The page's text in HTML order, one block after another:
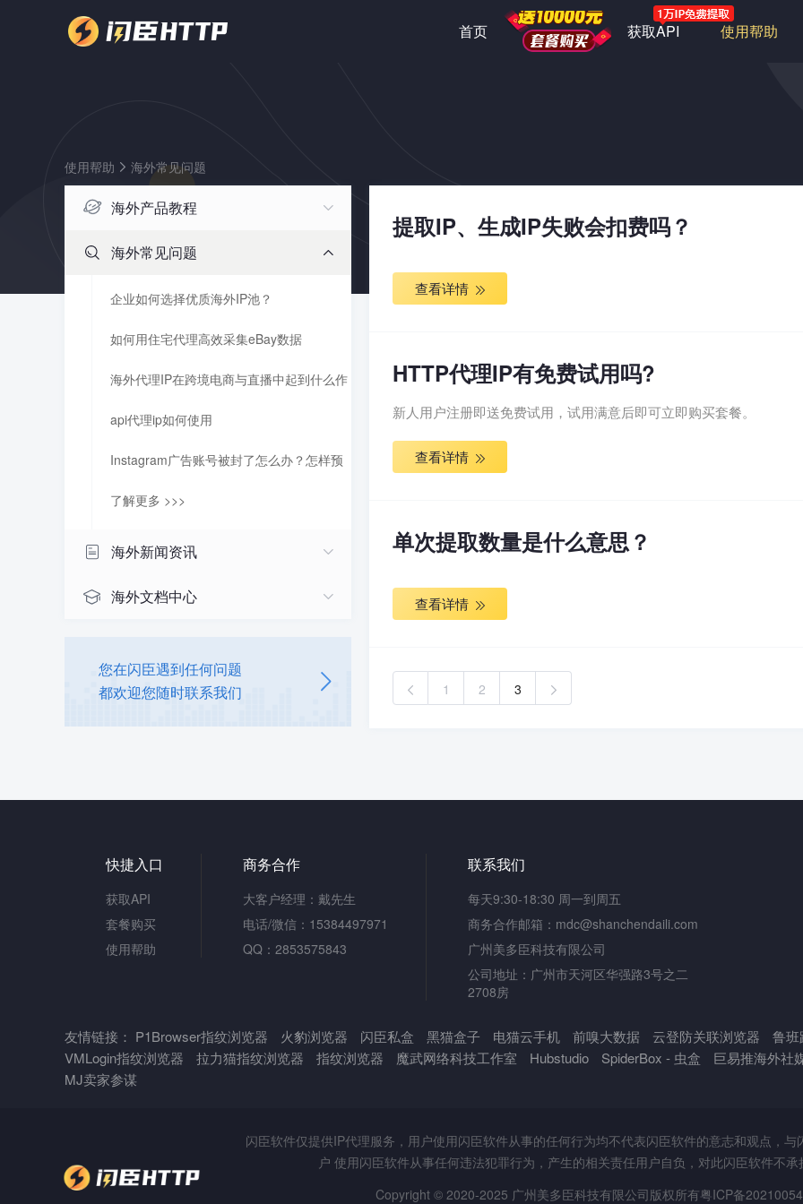
首页 套餐购买 获取API 使用帮助
使用帮助 海外常见问题
海外产品教程
海外常见问题
企业如何选择优质海外IP池？
如何用住宅代理高效采集eBay数据
海外代理IP在跨境电商与直播中起到什么作
api代理ip如何使用
Instagram广告账号被封了怎么办？怎样预
防封号
了解更多 >>>
海外新闻资讯
海外文档中心
您在闪臣遇到任何问题
都欢迎您随时联系我们
提取IP、生成IP失败会扣费吗？
查看详情
HTTP代理IP有免费试用吗?
新人用户注册即送免费试用，试用满意后即可立即购买套餐。
查看详情
单次提取数量是什么意思？
查看详情
1 2 3
快捷入口
获取API
套餐购买
使用帮助
商务合作
大客户经理：戴先生
电话/微信：15384497971
QQ：2853575843
联系我们
每天9:30-18:30 周一到周五
商务合作邮箱：mdc@shanchendaili.com
广州美多臣科技有限公司
公司地址：广州市天河区华强路3号之二
2708房
友情链接： P1Browser指纹浏览器 火豹浏览器 闪臣私盒 黑猫盒子 电猫云手机 前嗅大数据 云登防关联浏览器 鲁班
VMLogin指纹浏览器
拉力猫指纹浏览器 指纹浏览器 魔武网络科技工作室 Hubstudio SpiderBox - 虫盒 巨易推海外社
MJ卖家参谋
闪臣软件仅提供IP代理服务，用户使用闪臣软件从事的任何行为均不代表闪臣软件的意志和观点，
户 使用闪臣软件从事任何违法犯罪行为，产生的相关责任用户自负，对此闪臣软件不
Copyright © 2020-2025 广州美多臣科技有限公司版权所有粤ICP备